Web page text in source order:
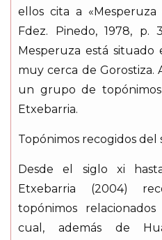
ellos cita a «Mesperuza
Fdez. Pinedo, 1978, p.
Mesperuza está
muy cerca de Gorostiza.
un grupo de
Etxebarria.
Topónimos recogidos del
Desde el siglo xi
Etxebarria (2004)
topónimos
cual, además de